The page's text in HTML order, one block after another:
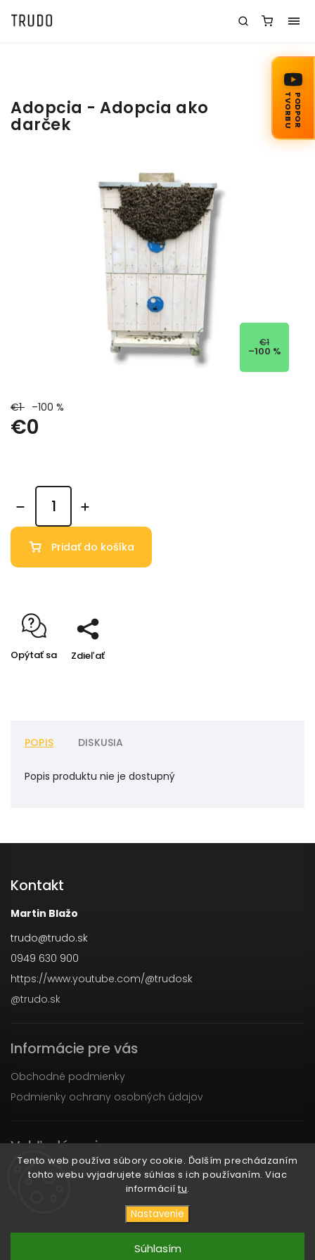
Tento web používa súbory cookie. Ďalším prechádzaním
tohto webu vyjadrujete súhlas s ich používaním. Viac
informácií tu.
Nastavenie
Súhlasím
Adopcia - Adopcia ako
darček
€1
–100 %
€1 –100 %
€0
Pridať do košíka
Opýtať sa Zdieľať
POPIS DISKUSIA
Popis produktu nie je dostupný
Kontakt
Martin Blažo
trudo@trudo.sk
0949 630 900
https://www.youtube.com/@trudosk
@trudo.sk
Informácie pre vás
Obchodné podmienky
Podmienky ochrany osobných údajov
Vyhľadávanie
TRUDO. Všetky práva vyhradené.
PODPOR
TVORBU